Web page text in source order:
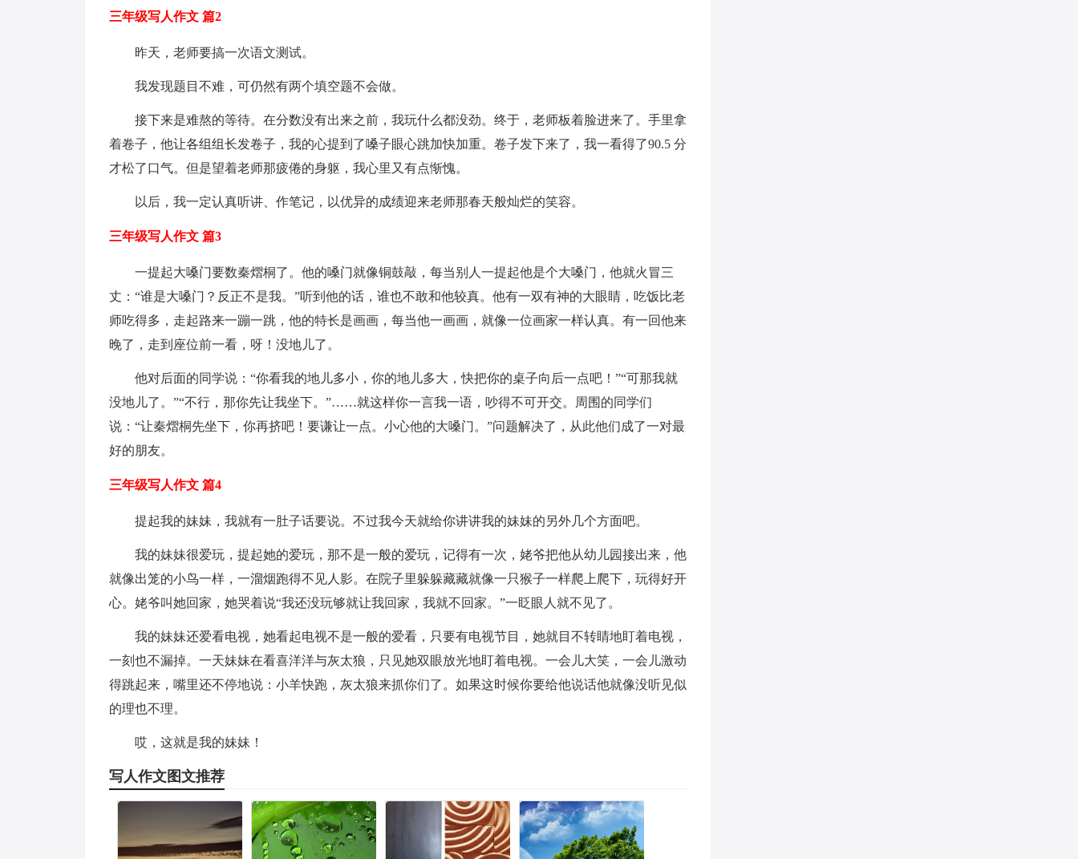
三年级写人作文 篇2
昨天，老师要搞一次语文测试。
我发现题目不难，可仍然有两个填空题不会做。
接下来是难熬的等待。在分数没有出来之前，我玩什么都没劲。终于，老师板着脸进来了。手里拿
着卷子，他让各组组长发卷子，我的心提到了嗓子眼心跳加快加重。卷子发下来了，我一看得了90.5 分
才松了口气。但是望着老师那疲倦的身躯，我心里又有点惭愧。
以后，我一定认真听讲、作笔记，以优异的成绩迎来老师那春天般灿烂的笑容。
三年级写人作文 篇3
一提起大嗓门要数秦熠桐了。他的嗓门就像铜鼓敲，每当别人一提起他是个大嗓门，他就火冒三
丈：“谁是大嗓门？反正不是我。”听到他的话，谁也不敢和他较真。他有一双有神的大眼睛，吃饭比老
师吃得多，走起路来一蹦一跳，他的特长是画画，每当他一画画，就像一位画家一样认真。有一回他来
晚了，走到座位前一看，呀！没地儿了。
他对后面的同学说：“你看我的地儿多小，你的地儿多大，快把你的桌子向后一点吧！”“可那我就
没地儿了。”“不行，那你先让我坐下。”……就这样你一言我一语，吵得不可开交。周围的同学们
说：“让秦熠桐先坐下，你再挤吧！要谦让一点。小心他的大嗓门。”问题解决了，从此他们成了一对最
好的朋友。
三年级写人作文 篇4
提起我的妹妹，我就有一肚子话要说。不过我今天就给你讲讲我的妹妹的另外几个方面吧。
我的妹妹很爱玩，提起她的爱玩，那不是一般的爱玩，记得有一次，姥爷把他从幼儿园接出来，他
就像出笼的小鸟一样，一溜烟跑得不见人影。在院子里躲躲藏藏就像一只猴子一样爬上爬下，玩得好开
心。姥爷叫她回家，她哭着说“我还没玩够就让我回家，我就不回家。”一眨眼人就不见了。
我的妹妹还爱看电视，她看起电视不是一般的爱看，只要有电视节目，她就目不转睛地盯着电视，
一刻也不漏掉。一天妹妹在看喜洋洋与灰太狼，只见她双眼放光地盯着电视。一会儿大笑，一会儿激动
得跳起来，嘴里还不停地说：小羊快跑，灰太狼来抓你们了。如果这时候你要给他说话他就像没听见似
的理也不理。
哎，这就是我的妹妹！
写人作文图文推荐